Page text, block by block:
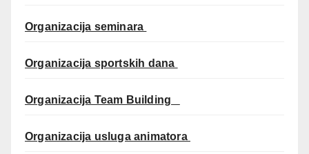
Organizacija seminara
Organizacija sportskih dana
Organizacija Team Building
Organizacija usluga animatora